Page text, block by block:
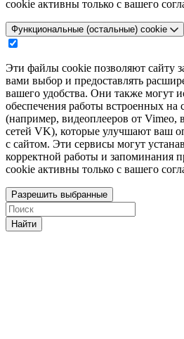
cookie активны только с вашего
Функциональные (остальные) cookie
Эти файлы cookie позволяют сайту
вами выбор и предоставлять
вашего удобства. Они также могут
обеспечения работы встроенных на
(например, видеоплееров от Vimeo,
сетей VK), которые улучшают ваш
с сайтом. Эти сервисы могут
корректной работы и запоминания
cookie активны только с вашего
Разрешить выбранные
Найти